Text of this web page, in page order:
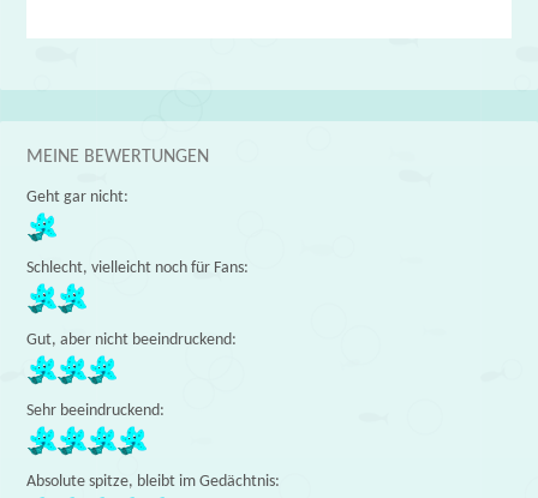
MEINE BEWERTUNGEN
Geht gar nicht:
Schlecht, vielleicht noch für Fans:
Gut, aber nicht beeindruckend:
Sehr beeindruckend:
Absolute spitze, bleibt im Gedächtnis: